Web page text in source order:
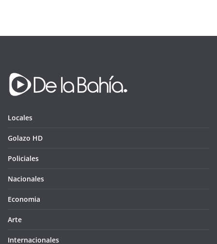
Locales
Golazo HD
Policiales
Nacionales
Economia
Arte
Internacionales